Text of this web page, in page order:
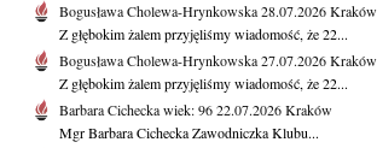
Bogusława Cholewa-Hrynkowska28.07.2026Kraków
Z głębokim żalem przyjęliśmy wiadomość, że 22...
Bogusława Cholewa-Hrynkowska27.07.2026Kraków
Z głębokim żalem przyjęliśmy wiadomość, że 22...
Barbara Cicheckawiek: 9622.07.2026Kraków
Mgr Barbara Cichecka Zawodniczka Klubu...